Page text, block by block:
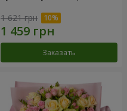
1 621 грн
Заказать